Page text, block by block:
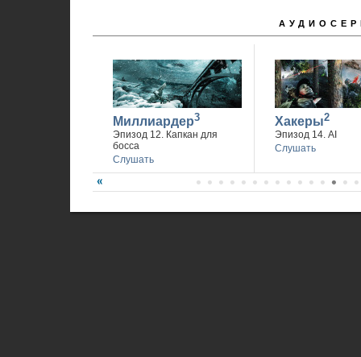
Миллиардер3
Эпизод 12. Капкан для
босса
Слушать
Хакеры2
Эпизод 14. AI
Слушать